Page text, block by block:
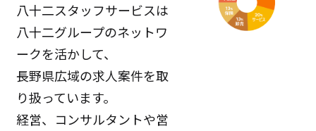
八十二スタッフサービスは
八十二グループのネットワ
ークを活かして、
長野県広域の求人案件を取
り扱っています。
経営、コンサルタントや営